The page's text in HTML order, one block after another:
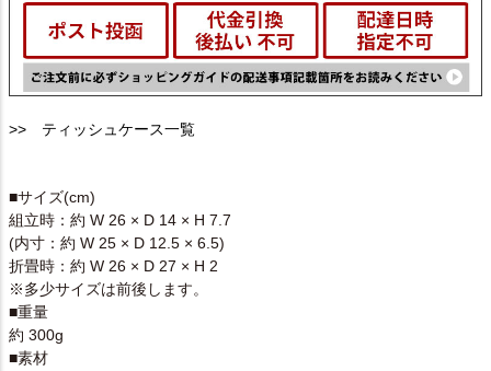
>> ティッシュケース一覧
■サイズ(cm)
組立時：約 W 26 × D 14 × H 7.7
(内寸：約 W 25 × D 12.5 × 6.5)
折畳時：約 W 26 × D 27 × H 2
※多少サイズは前後します。
■重量
約 300g
■素材